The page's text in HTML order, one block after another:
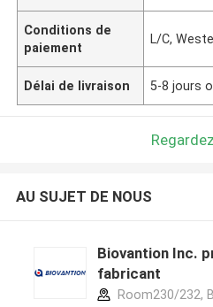
Conditions de
paiement
L/C,
Délai de livraison 5-8 jours
AU SUJET DE NOUS
Biovantion Inc.
fabricant
Room230/232,